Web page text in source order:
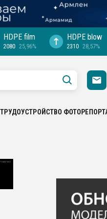
HDPE film
2080 25,96%
HDPE blow
2310 28,57%
ТРУДОУСТРОЙСТВО